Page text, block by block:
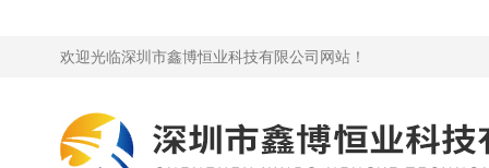
欢迎光临深圳市鑫博恒业科技有限公司网站！